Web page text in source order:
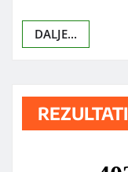
DALJE...
REZULTATI